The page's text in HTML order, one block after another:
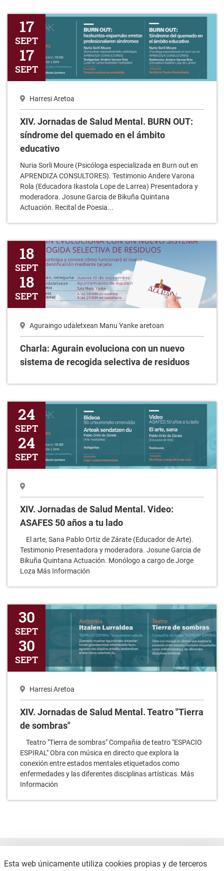
XIV. Jornadas de Salud Mental. BURN OUT: síndrome del
17
SEPT
17
SEPT
Harresi Aretoa
XIV. Jornadas de Salud Mental. BURN OUT:
síndrome del quemado en el ámbito
educativo
Nuria Sorli Moure (Psicóloga especializada en Burn out en
APRENDIZA CONSULTORES). Testimonio Andere Varona
Rola (Educadora Ikastola Lope de Larrea) Presentadora y
moderadora. Josune Garcia de Bikuña Quintana
Actuación. Recital de Poesia...
Charla: Agurain evoluciona con un nuevo sistema de recogida
18
SEPT
18
SEPT
Aguraingo udaletxean Manu Yanke aretoan
Charla: Agurain evoluciona con un nuevo
sistema de recogida selectiva de residuos
XIV. Jornadas de Salud Mental. Video: ASAFES 50 años a tu
24
SEPT
24
SEPT
XIV. Jornadas de Salud Mental. Video:
ASAFES 50 años a tu lado
El arte, Sana Pablo Ortiz de Zárate (Educador de Arte).
Testimonio Presentadora y moderadora. Josune Garcia de
Bikuña Quintana Actuación. Monólogo a cargo de Jorge
Loza Más Información
XIV. Jornadas de Salud Mental. Teatro "Tierra de sombras"
30
SEPT
30
SEPT
Harresi Aretoa
XIV. Jornadas de Salud Mental. Teatro "Tierra
de sombras"
Teatro "Tierra de sombras" Compañia de teatro "ESPACIO
ESPIRAL" Obra con música en directo que explora la
conexión entre estados mentales etiquetados como
enfermedades y las diferentes disciplinas artísticas. Más
Información
Esta web únicamente utiliza cookies propias y de terceros